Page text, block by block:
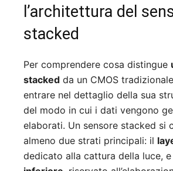
l’architettura del
stacked
Per comprendere cosa distingue
stacked da un CMOS
entrare nel dettaglio della sua
del modo in cui i dati vengono
elaborati. Un sensore stacked si
almeno due strati principali: il
dedicato alla cattura della luce,